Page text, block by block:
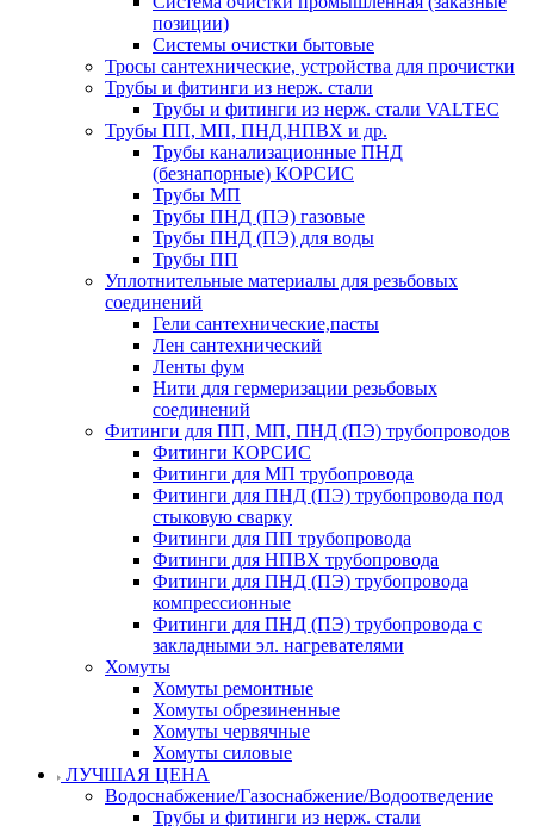
позиции)
Системы очистки бытовые
Тросы сантехнические, устройства для прочистки
Трубы и фитинги из нерж. стали
Трубы и фитинги из нерж. стали VALTEC
Трубы ПП, МП, ПНД,НПВХ и др.
Трубы канализационные ПНД
(безнапорные) КОРСИС
Трубы МП
Трубы ПНД (ПЭ) газовые
Трубы ПНД (ПЭ) для воды
Трубы ПП
Уплотнительные материалы для резьбовых
соединений
Гели сантехнические,пасты
Лен сантехнический
Ленты фум
Нити для гермеризации резьбовых
соединений
Фитинги для ПП, МП, ПНД (ПЭ) трубопроводов
Фитинги КОРСИС
Фитинги для МП трубопровода
Фитинги для ПНД (ПЭ) трубопровода под
стыковую сварку
Фитинги для ПП трубопровода
Фитинги для НПВХ трубопровода
Фитинги для ПНД (ПЭ) трубопровода
компрессионные
Фитинги для ПНД (ПЭ) трубопровода с
закладными эл. нагревателями
Хомуты
Хомуты ремонтные
Хомуты обрезиненные
Хомуты червячные
Хомуты силовые
ЛУЧШАЯ ЦЕНА
Водоснабжение/Газоснабжение/Водоотведение
Трубы и фитинги из нерж. стали